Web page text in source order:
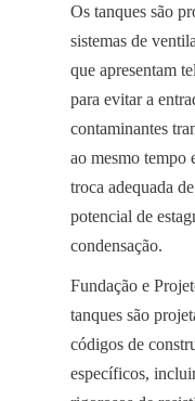
Os tanques são
sistemas de
que apresentam
para evitar a
contaminantes
ao mesmo tempo
troca adequada
potencial de
condensação.
Fundação e
tanques são
códigos de
específicos,